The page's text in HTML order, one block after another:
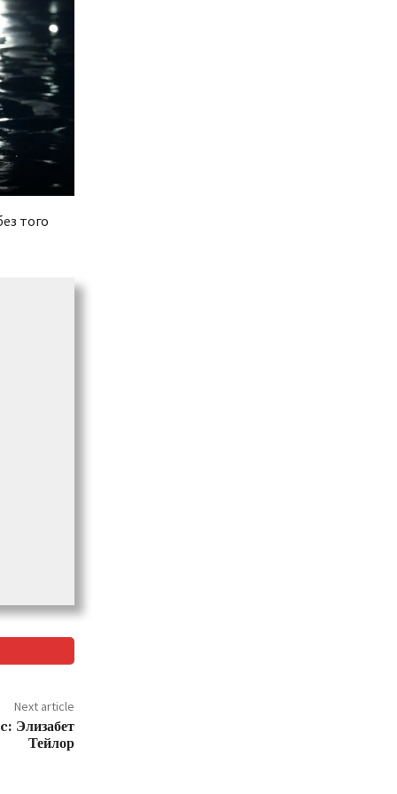
того
Next article
Элизабет
Тейлор